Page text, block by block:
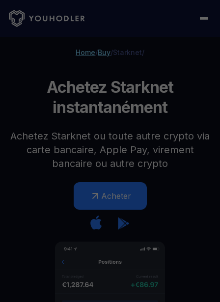
Home/Buy/Starknet/
Achetez Starknet
instantanément
Achetez Starknet ou toute autre crypto via
carte bancaire, Apple Pay, virement
bancaire ou autre crypto
Acheter